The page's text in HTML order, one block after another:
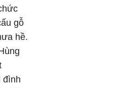
gỗ
hề.
đình